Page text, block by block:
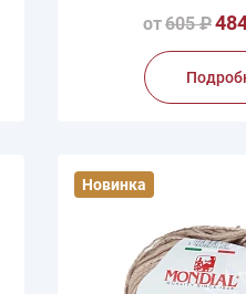
от605 ₽
Производитель
Новинка